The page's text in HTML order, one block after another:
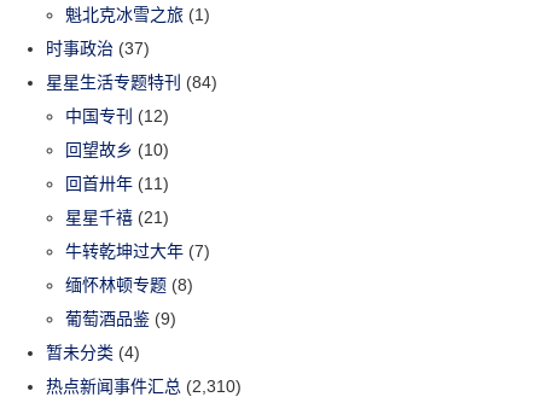
魁北克冰雪之旅 (1)
时事政治 (37)
星星生活专题特刊 (84)
中国专刊 (12)
回望故乡 (10)
回首卅年 (11)
星星千禧 (21)
牛转乾坤过大年 (7)
缅怀林顿专题 (8)
葡萄酒品鉴 (9)
暂未分类 (4)
热点新闻事件汇总 (2,310)